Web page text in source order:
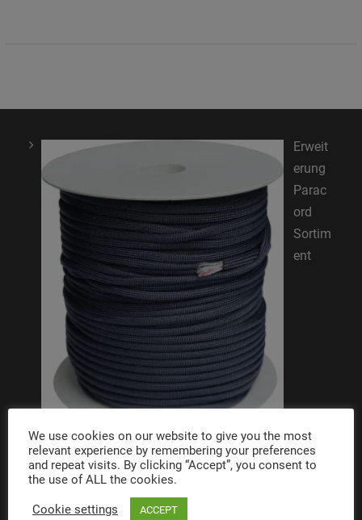
Erweit
erung
Parac
ord
Sortim
ent
We use cookies on our website to give you the most
relevant experience by remembering your preferences
and repeat visits. By clicking “Accept”, you consent to
the use of ALL the cookies.
Cookie settings ACCEPT